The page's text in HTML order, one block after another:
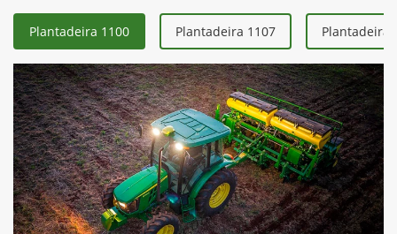
Plantadeira 1100 Plantadeira 1107 Plantadeira